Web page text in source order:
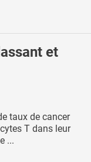
et
taux de cancer
T dans leur
...